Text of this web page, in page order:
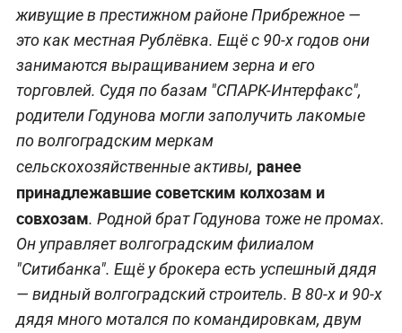
живущие в престижном районе Прибрежное —
это как местная Рублёвка. Ещё с 90-х годов они
занимаются выращиванием зерна и его
торговлей. Судя по базам "СПАРК-Интерфакс",
родители Годунова могли заполучить лакомые
по волгоградским меркам
сельскохозяйственные активы, ранее
принадлежавшие советским колхозам и
совхозам. Родной брат Годунова тоже не промах.
Он управляет волгоградским филиалом
"Ситибанка". Ещё у брокера есть успешный дядя
— видный волгоградский строитель. В 80-х и 90-х
дядя много мотался по командировкам, двум